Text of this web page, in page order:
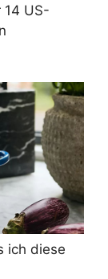
14 US-
ich diese